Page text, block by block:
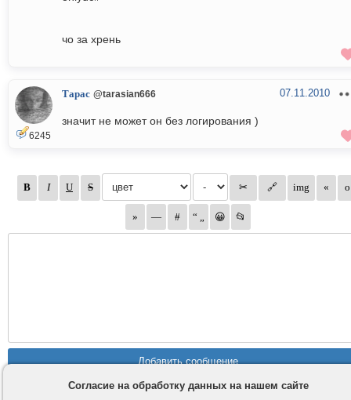
чо за хрень
6245
Тарас @tarasian666 07.11.2010
значит не может он без логирования )
Согласие на обработку данных на нашем сайте